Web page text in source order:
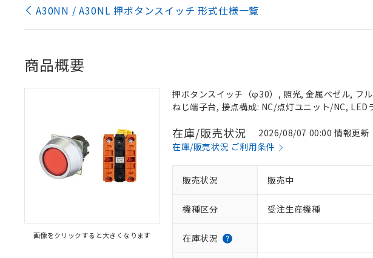
A30NN / A30NL 押ボタンスイッチ 形式仕様一覧
商品概要
画像をクリックすると大きくなります
押ボタンスイッチ（φ30）, 照光, 金属ベゼル, フ
ねじ端子台, 接点構成: NC/点灯ユニット/NC,
在庫/販売状況
2026/08/07 00:00 情報更新
在庫/販売状況 ご利用条件
販売状況 販売中
機種区分 受注生産機種
在庫状況